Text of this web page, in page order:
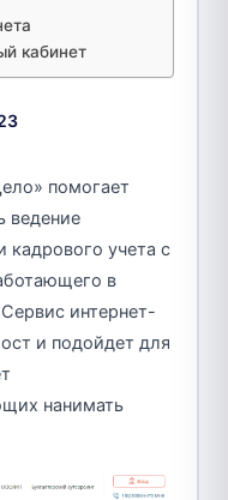
кабинет
помогает
ведение
кадрового учета с
в
интернет-
и подойдет для
нанимать